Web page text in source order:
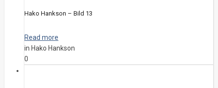
Hako Hankson – Bild 13
Read more
in Hako Hankson
0